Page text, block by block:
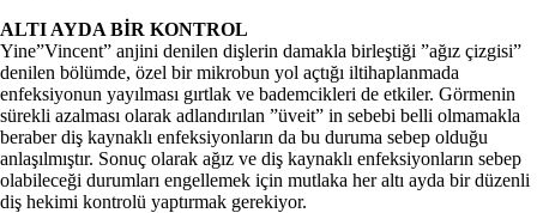
ALTI AYDA BİR KONTROL
Yine”Vincent” anjini denilen dişlerin damakla birleştiği ”ağız çizgisi”
denilen bölümde, özel bir mikrobun yol açtığı iltihaplanmada
enfeksiyonun yayılması gırtlak ve bademcikleri de etkiler. Görmenin
sürekli azalması olarak adlandırılan ”üveit” in sebebi belli olmamakla
beraber diş kaynaklı enfeksiyonların da bu duruma sebep olduğu
anlaşılmıştır. Sonuç olarak ağız ve diş kaynaklı enfeksiyonların sebep
olabileceği durumları engellemek için mutlaka her altı ayda bir düzenli
diş hekimi kontrolü yaptırmak gerekiyor.